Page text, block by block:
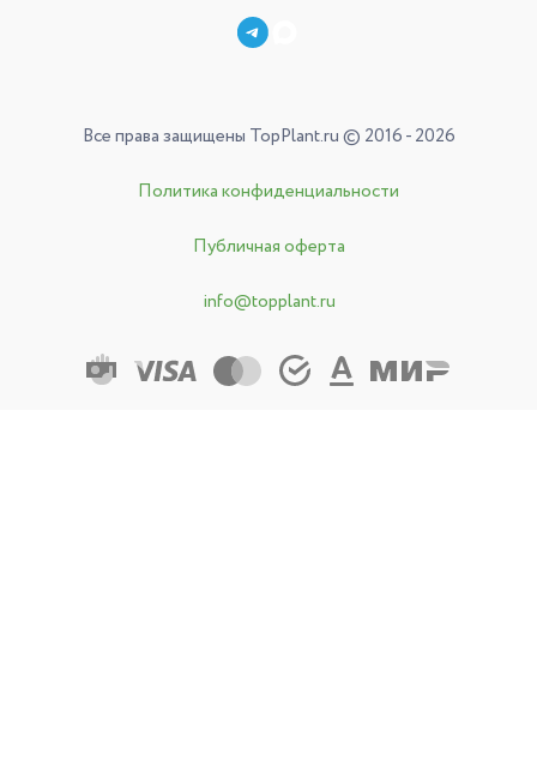
Все права защищены TopPlant.ru © 2016 - 2026
Политика конфиденциальности
Публичная оферта
info@topplant.ru